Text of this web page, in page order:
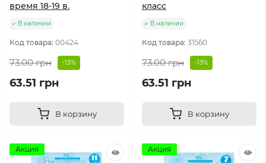
время 18-19 в.
В наличии
Код товара: 00424
73.00 грн -13%
63.51 грн
В корзину
класс
В наличии
Код товара: 31560
73.00 грн -13%
63.51 грн
В корзину
Акция Акция